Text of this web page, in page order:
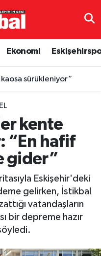
Ekonomi
sürükleniyor”
kente
“En hafif
gider”
Eskişehir'deki
gelirken, İstikbal
vatandaşların
bir depreme hazır
ve Fikstür